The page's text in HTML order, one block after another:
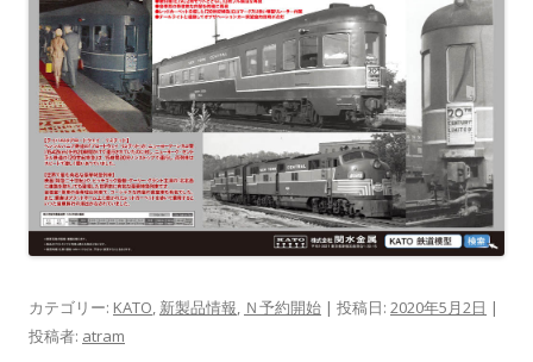
カテゴリー: KATO, 新製品情報, Ｎ予約開始 | 投稿日: 2020年5月2日 |
投稿者: atram